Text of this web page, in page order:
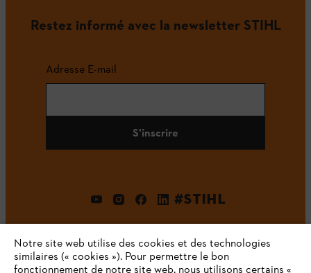
Restez informé avec la newsletter STIHL
Adresse E-mail
S'inscrire
#STIHL
Notre site web utilise des cookies et des technologies
similaires (« cookies »). Pour permettre le bon